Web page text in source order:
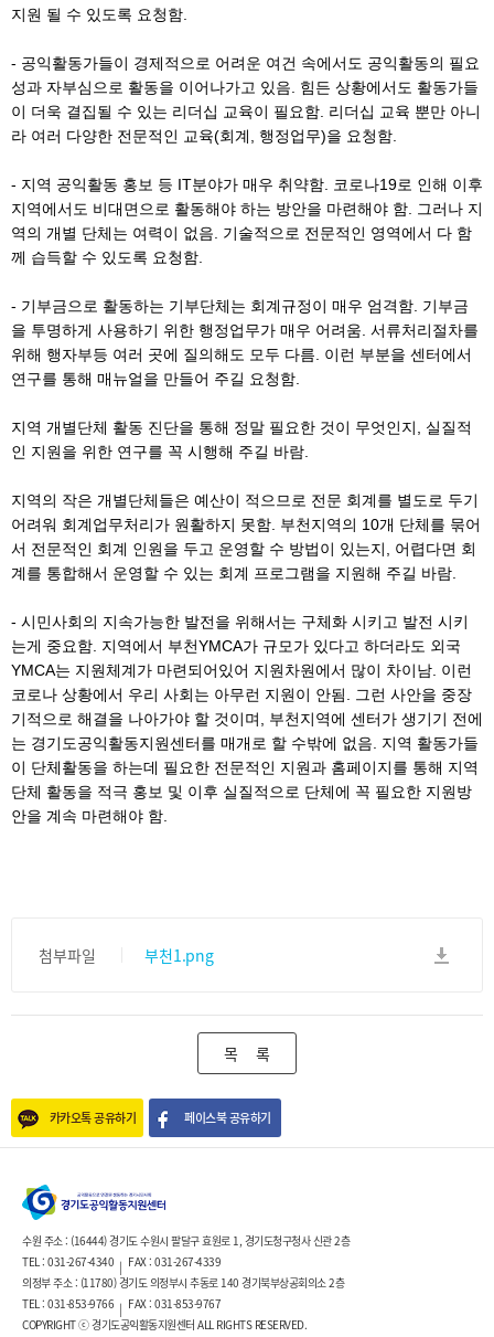
지원 될 수 있도록 요청함.
- 공익활동가들이 경제적으로 어려운 여건 속에서도 공익활동의 필요
성과 자부심으로 활동을 이어나가고 있음. 힘든 상황에서도 활동가들
이 더욱 결집될 수 있는 리더십 교육이 필요함. 리더십 교육 뿐만 아니
라 여러 다양한 전문적인 교육(회계, 행정업무)을 요청함.
- 지역 공익활동 홍보 등 IT분야가 매우 취약함. 코로나19로 인해 이후
지역에서도 비대면으로 활동해야 하는 방안을 마련해야 함. 그러나 지
역의 개별 단체는 여력이 없음. 기술적으로 전문적인 영역에서 다 함
께 습득할 수 있도록 요청함.
- 기부금으로 활동하는 기부단체는 회계규정이 매우 엄격함. 기부금
을 투명하게 사용하기 위한 행정업무가 매우 어려움. 서류처리절차를
위해 행자부등 여러 곳에 질의해도 모두 다름. 이런 부분을 센터에서
연구를 통해 매뉴얼을 만들어 주길 요청함.
지역 개별단체 활동 진단을 통해 정말 필요한 것이 무엇인지, 실질적
인 지원을 위한 연구를 꼭 시행해 주길 바람.
지역의 작은 개별단체들은 예산이 적으므로 전문 회계를 별도로 두기
어려워 회계업무처리가 원활하지 못함. 부천지역의 10개 단체를 묶어
서 전문적인 회계 인원을 두고 운영할 수 방법이 있는지, 어렵다면 회
계를 통합해서 운영할 수 있는 회계 프로그램을 지원해 주길 바람.
- 시민사회의 지속가능한 발전을 위해서는 구체화 시키고 발전 시키
는게 중요함. 지역에서 부천YMCA가 규모가 있다고 하더라도 외국
YMCA는 지원체계가 마련되어있어 지원차원에서 많이 차이남. 이런
코로나 상황에서 우리 사회는 아무런 지원이 안됨. 그런 사안을 중장
기적으로 해결을 나아가야 할 것이며, 부천지역에 센터가 생기기 전에
는 경기도공익활동지원센터를 매개로 할 수밖에 없음. 지역 활동가들
이 단체활동을 하는데 필요한 전문적인 지원과 홈페이지를 통해 지역
단체 활동을 적극 홍보 및 이후 실질적으로 단체에 꼭 필요한 지원방
안을 계속 마련해야 함.
첨부파일 부천1.png
카카오톡 공유하기 페이스북 공유하기
목 록
수원 주소 : (16444) 경기도 수원시 팔달구 효원로 1, 경기도청구청사 신관 2층
TEL : 031-267-4340 | FAX : 031-267-4339
의정부 주소 : (11780) 경기도 의정부시 추동로 140 경기북부상공회의소 2층
TEL : 031-853-9766 | FAX : 031-853-9767
COPYRIGHT ⓒ 경기도공익활동지원센터 ALL RIGHTS RESERVED.